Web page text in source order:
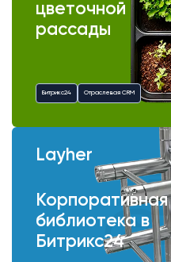
цветочной
рассады
Битрикс24 Отраслевая CRM
Layher
Корпоративная
библиотека в
Битрикс24